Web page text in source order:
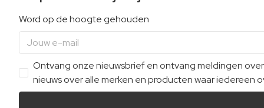
Word op de hoogte gehouden
Ontvang onze nieuwsbrief en ontvang meldingen
nieuws over alle merken en producten waar iedereen